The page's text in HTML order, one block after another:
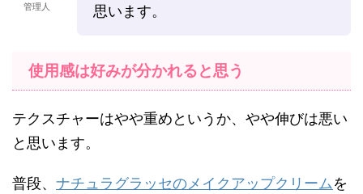
管理人
思います。
使用感は好みが分かれると思う
テクスチャーはやや重めというか、やや伸びは悪い
と思います。
普段、 ナチュラグラッセのメイクアップクリーム を